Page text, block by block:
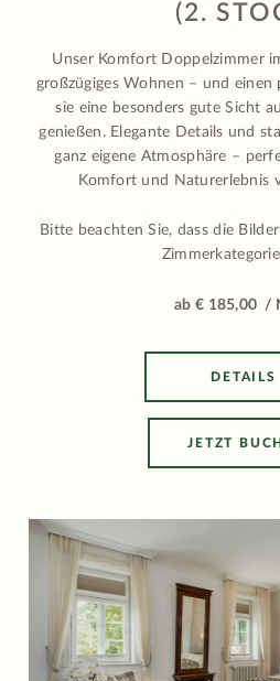
(2.
Unser Komfort Doppelzimmer
großzügiges Wohnen – und einen
sie eine besonders gute Sicht
genießen. Elegante Details und
ganz eigene Atmosphäre –
Komfort und Naturerlebnis
Bitte beachten Sie, dass die
ab € 185,00 /
DETAILS
JETZT